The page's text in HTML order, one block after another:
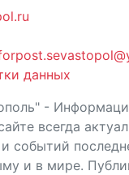
данных
-
всегда
событий
и в мире.